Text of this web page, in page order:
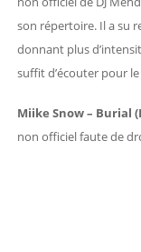
son répertoire. Il a su
donnant plus
suffit d’écouter pour
Miike Snow – Burial
non officiel faute de